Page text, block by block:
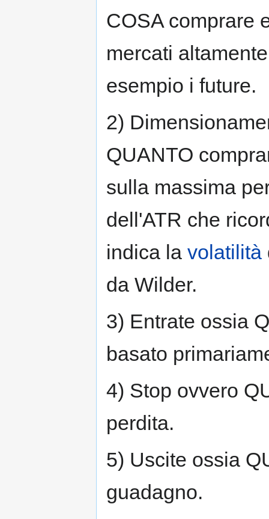
COSA comprare
mercati
esempio i future.
2)
QUANTO
sulla massima
dell'ATR che
indica la volatilità
da Wilder.
3) Entrate ossia
basato
4) Stop ovvero
perdita.
5) Uscite ossia
guadagno.